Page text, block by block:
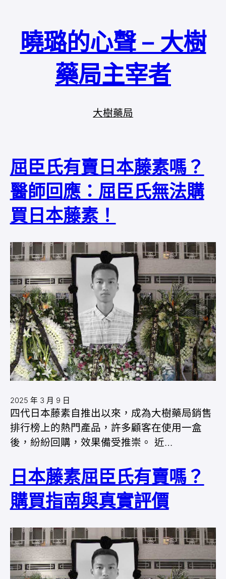
曉璐的心聲 – 大樹
藥局主宰者
大樹藥局
屈臣氏有賣日本藤素嗎？
醫師回應：屈臣氏無法購
買日本藤素！
2025 年 3 月 9 日
四代日本藤素自推出以來，成為大樹藥局銷售
排行榜上的熱門產品，許多顧客在使用一盒
後，紛紛回購，效果備受推崇。 近…
日本藤素屈臣氏有賣嗎？
購買指南與真實評價